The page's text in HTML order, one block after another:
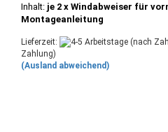
Inhalt: je 2 x Windabweiser für
Montageanleitung
Lieferzeit:
Zahlung)
(Ausland abweichend)